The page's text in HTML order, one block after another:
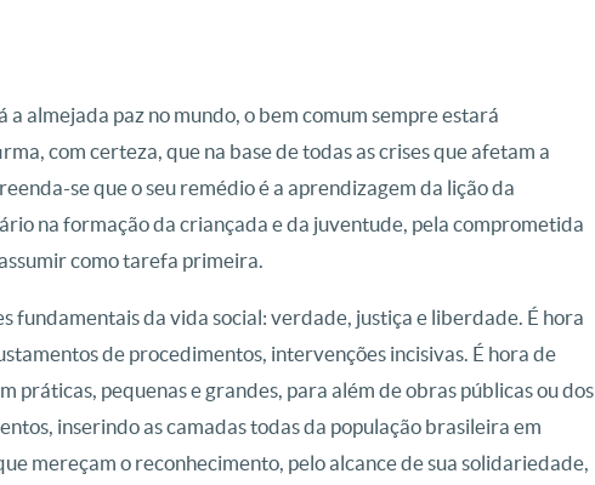
a almejada paz no mundo, o bem comum sempre estará
com certeza, que na base de todas as crises que afetam a
se que o seu remédio é a aprendizagem da lição da
na formação da criançada e da juventude, pela comprometida
como tarefa primeira.
fundamentais da vida social: verdade, justiça e liberdade. É hora
de procedimentos, intervenções incisivas. É hora de
práticas, pequenas e grandes, para além de obras públicas ou dos
inserindo as camadas todas da população brasileira em
mereçam o reconhecimento, pelo alcance de sua solidariedade,